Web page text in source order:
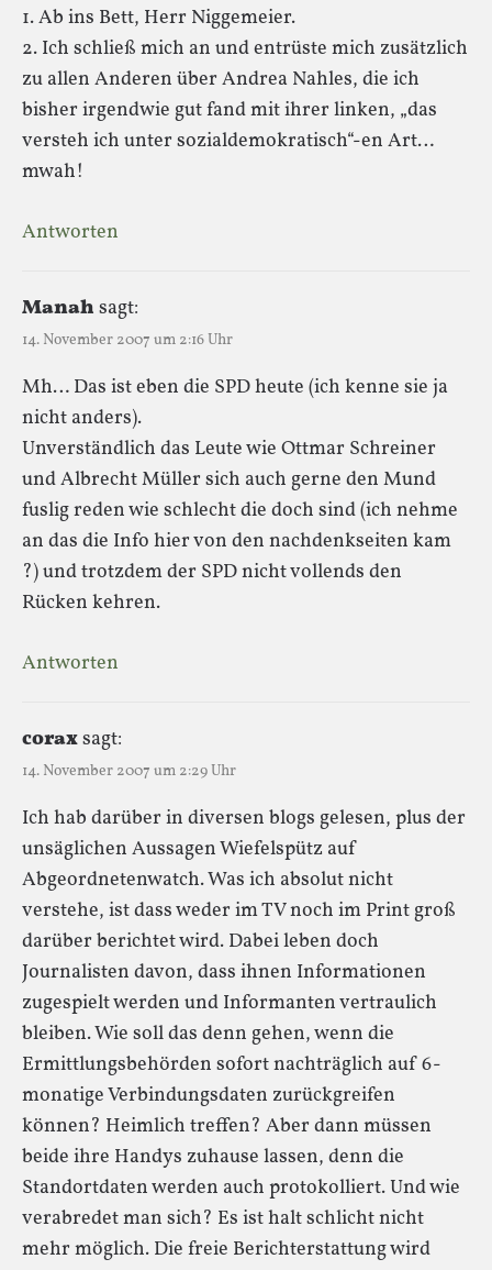
1. Ab ins Bett, Herr Niggemeier.
2. Ich schließ mich an und entrüste mich zusätzlich
zu allen Anderen über Andrea Nahles, die ich
bisher irgendwie gut fand mit ihrer linken, „das
versteh ich unter sozialdemokratisch“-en Art…
mwah!
Antworten
Manah sagt:
14. November 2007 um 2:16 Uhr
Mh… Das ist eben die SPD heute (ich kenne sie ja
nicht anders).
Unverständlich das Leute wie Ottmar Schreiner
und Albrecht Müller sich auch gerne den Mund
fuslig reden wie schlecht die doch sind (ich nehme
an das die Info hier von den nachdenkseiten kam
?) und trotzdem der SPD nicht vollends den
Rücken kehren.
Antworten
coraxsagt:
14. November 2007 um 2:29 Uhr
Ich hab darüber in diversen blogs gelesen, plus der
unsäglichen Aussagen Wiefelspütz auf
Abgeordnetenwatch. Was ich absolut nicht
verstehe, ist dass weder im TV noch im Print groß
darüber berichtet wird. Dabei leben doch
Journalisten davon, dass ihnen Informationen
zugespielt werden und Informanten vertraulich
bleiben. Wie soll das denn gehen, wenn die
Ermittlungsbehörden sofort nachträglich auf 6-
monatige Verbindungsdaten zurückgreifen
können? Heimlich treffen? Aber dann müssen
beide ihre Handys zuhause lassen, denn die
Standortdaten werden auch protokolliert. Und wie
verabredet man sich? Es ist halt schlicht nicht
mehr möglich. Die freie Berichterstattung wird